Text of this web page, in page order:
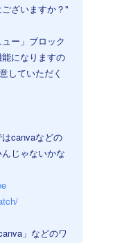
ざいますか？"
ー」ブロック
になりますの
していただく
canvaなどの
じゃないかな
」などのワ